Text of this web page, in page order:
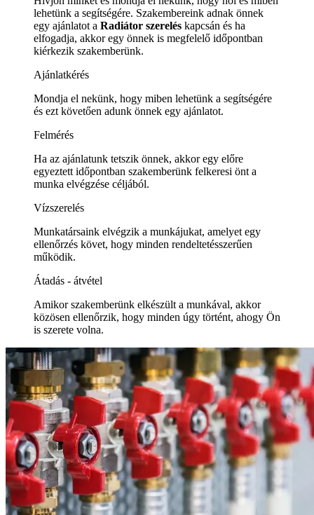
lehetünk a segítségére. Szakembereink adnak önnek
egy ajánlatot a Radiátor szerelés kapcsán és ha
elfogadja, akkor egy önnek is megfelelő időpontban
kiérkezik szakemberünk.
Ajánlatkérés
Mondja el nekünk, hogy miben lehetünk a segítségére
és ezt követően adunk önnek egy ajánlatot.
Felmérés
Ha az ajánlatunk tetszik önnek, akkor egy előre
egyeztett időpontban szakemberünk felkeresi önt a
munka elvégzése céljából.
Vízszerelés
Munkatársaink elvégzik a munkájukat, amelyet egy
ellenőrzés követ, hogy minden rendeltetésszerűen
működik.
Átadás - átvétel
Amikor szakemberünk elkészült a munkával, akkor
közösen ellenőrzik, hogy minden úgy történt, ahogy Ön
is szerete volna.